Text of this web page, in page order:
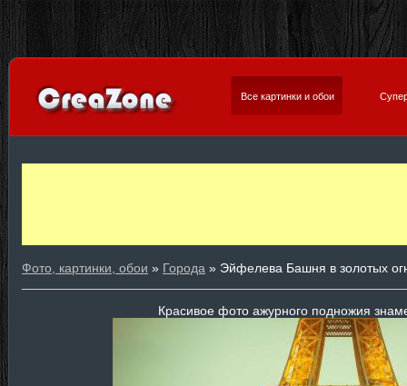
Все картинки и обои
Фото, картинки, обои » Города » Эйфелева Башня в золотых
Красивое фото ажурного подножия